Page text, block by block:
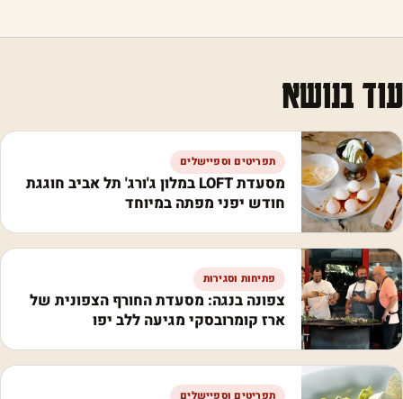
עוד בנושא
תפריטים וספיישלים
מסעדת LOFT במלון ג'ורג' תל אביב חוגגת
חודש יפני מפתה במיוחד
פתיחות וסגירות
צפונה בנגה: מסעדת החורף הצפונית של
ארז קומרובסקי מגיעה ללב יפו